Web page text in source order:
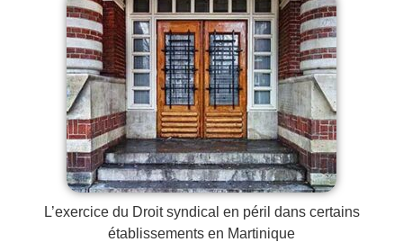
L’exercice du Droit syndical en péril dans certains
établissements en Martinique